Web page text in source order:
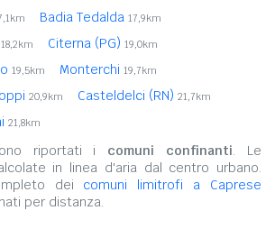
Badia Tedalda 17,9km
18,2km Citerna (PG) 19,0km
19,5km Monterchi 19,7km
20,9km Casteldelci (RN) 21,7km
21,8km
riportati i comuni confinanti. Le
in linea d'aria dal centro urbano.
dei comuni limitrofi a Caprese
per distanza.